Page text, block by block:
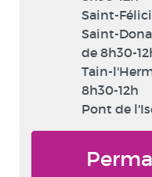
Saint-
Saint-
de 8h30-
Tain-
8h30-12h
Pont de